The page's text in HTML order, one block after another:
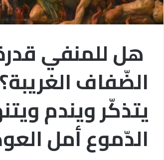
هل للمنفي
الضّفاف
يتذكّر ويندم
الدّموع أمل